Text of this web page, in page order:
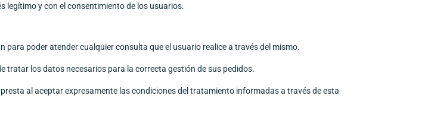
legítimo y con el consentimiento de los usuarios.
poder atender cualquier consulta que el usuario realice a través del mismo.
tratar los datos necesarios para la correcta gestión de sus pedidos.
al aceptar expresamente las condiciones del tratamiento informadas a través de esta